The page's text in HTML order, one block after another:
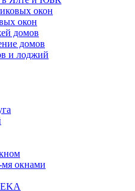
окон
окон
домов
домов
и лоджий
мя окнами